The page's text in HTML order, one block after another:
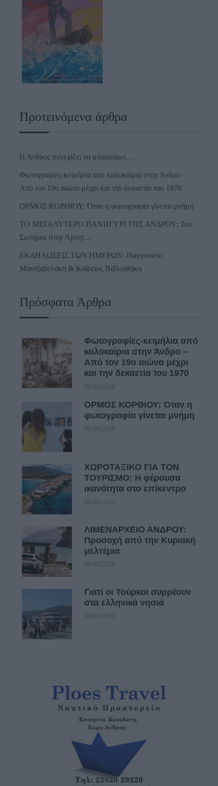
Προτεινόμενα άρθρα
Η Άνδρος συνεχίζει να μπαρκάρει…
Φωτογραφίες-κειμήλια από καλοκαίρια στην Άνδρο –
Από τον 19ο αιώνα μέχρι και την δεκαετία του 1970
ΟΡΜΟΣ ΚΟΡΘΙΟΥ: Όταν η φωτογραφία γίνεται μνήμη
ΤΟ ΜΕΓΑΛΥΤΕΡΟ ΠΑΝΗΓΥΡΙ ΤΗΣ ΑΝΔΡΟΥ: Του
Σωτήρος στην Άρνη!…
ΕΚΔΗΛΩΣΕΙΣ ΤΩΝ ΗΜΕΡΩΝ: Παγοποιείο
Μαντζαβελάκη & Καΐρειος Βιβλιοθήκη
Πρόσφατα Άρθρα
Φωτογραφίες-κειμήλια από
καλοκαίρια στην Άνδρο –
Από τον 19ο αιώνα μέχρι
και την δεκαετία του 1970
08/08/2026
ΟΡΜΟΣ ΚΟΡΘΙΟΥ: Όταν η
φωτογραφία γίνεται μνήμη
08/08/2026
ΧΩΡΟΤΑΞΙΚΟ ΓΙΑ ΤΟΝ
ΤΟΥΡΙΣΜΟ: Η φέρουσα
ικανότητα στο επίκεντρο
08/08/2026
ΛΙΜΕΝΑΡΧΕΙΟ ΑΝΔΡΟΥ:
Προσοχή από την Κυριακή
μελτέμια
08/08/2026
Γιατί οι Τούρκοι συρρέουν
στα ελληνικά νησιά
08/08/2026